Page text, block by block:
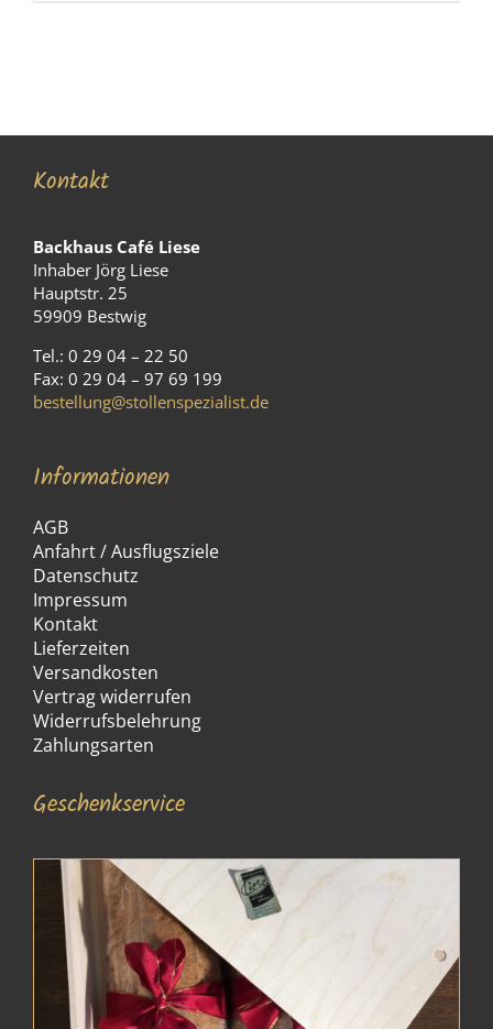
Kontakt
Backhaus Café Liese
Inhaber Jörg Liese
Hauptstr. 25
59909 Bestwig
Tel.: 0 29 04 – 22 50
Fax: 0 29 04 – 97 69 199
bestellung@stollenspezialist.de
Informationen
AGB
Anfahrt / Ausflugsziele
Datenschutz
Impressum
Kontakt
Lieferzeiten
Versandkosten
Vertrag widerrufen
Widerrufsbelehrung
Zahlungsarten
Geschenkservice